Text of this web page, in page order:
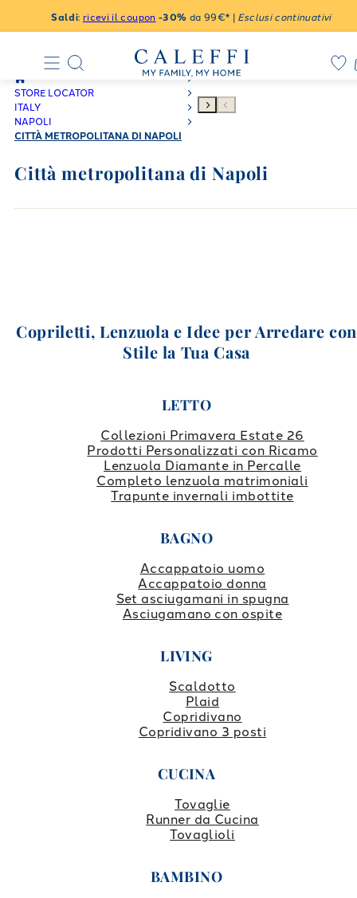
Saldi: ricevi il coupon -30% da 99€* | Esclusi continuativi
STORE LOCATOR
ITALY
NAPOLI
CITTÀ METROPOLITANA DI NAPOLI
Città metropolitana di Napoli
Copriletti, Lenzuola e Idee per Arredare con
Stile la Tua Casa
LETTO
Collezioni Primavera Estate 26
Prodotti Personalizzati con Ricamo
Lenzuola Diamante in Percalle
Completo lenzuola matrimoniali
Trapunte invernali imbottite
BAGNO
Accappatoio uomo
Accappatoio donna
Set asciugamani in spugna
Asciugamano con ospite
LIVING
Scaldotto
Plaid
Copridivano
Copridivano 3 posti
CUCINA
Tovaglie
Runner da Cucina
Tovaglioli
BAMBINO